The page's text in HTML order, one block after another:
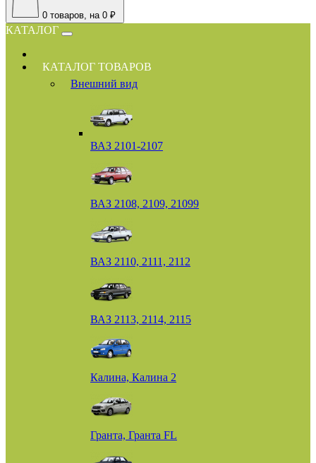
0 товаров, на 0 ₽
КАТАЛОГ
КАТАЛОГ ТОВАРОВ
Внешний вид
ВАЗ 2101-2107
ВАЗ 2108, 2109, 21099
ВАЗ 2110, 2111, 2112
ВАЗ 2113, 2114, 2115
Калина, Калина 2
Гранта, Гранта FL